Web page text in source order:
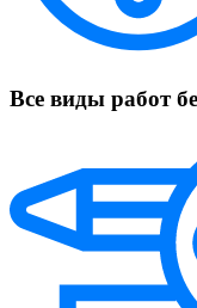
Все виды работ